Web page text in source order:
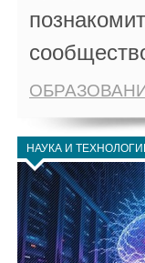
НАУКА И